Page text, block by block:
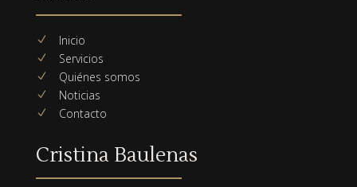
N Inicio
N Servicios
N Quiénes somos
N Noticias
N Contacto
Cristina Baulenas